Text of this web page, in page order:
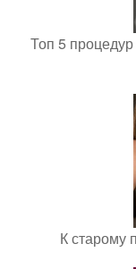
Топ 5
К старому